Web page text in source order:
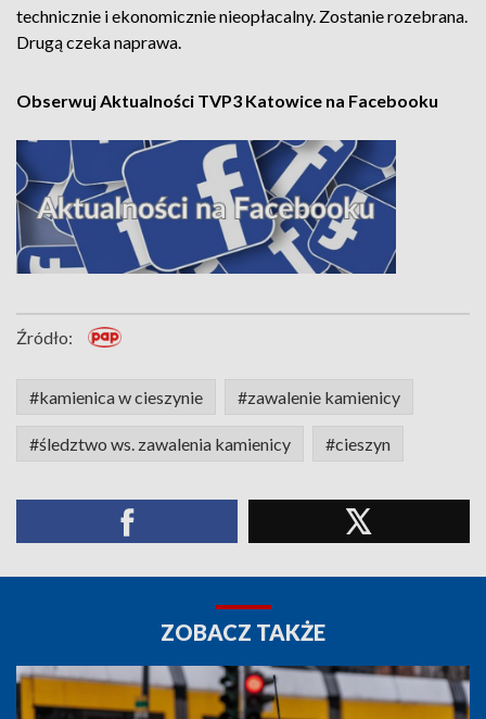
technicznie i ekonomicznie nieopłacalny. Zostanie rozebrana.
Drugą czeka naprawa.
Obserwuj Aktualności TVP3 Katowice na Facebooku
Źródło:
#kamienica w cieszynie #zawalenie kamienicy
#śledztwo ws. zawalenia kamienicy #cieszyn
ZOBACZ TAKŻE